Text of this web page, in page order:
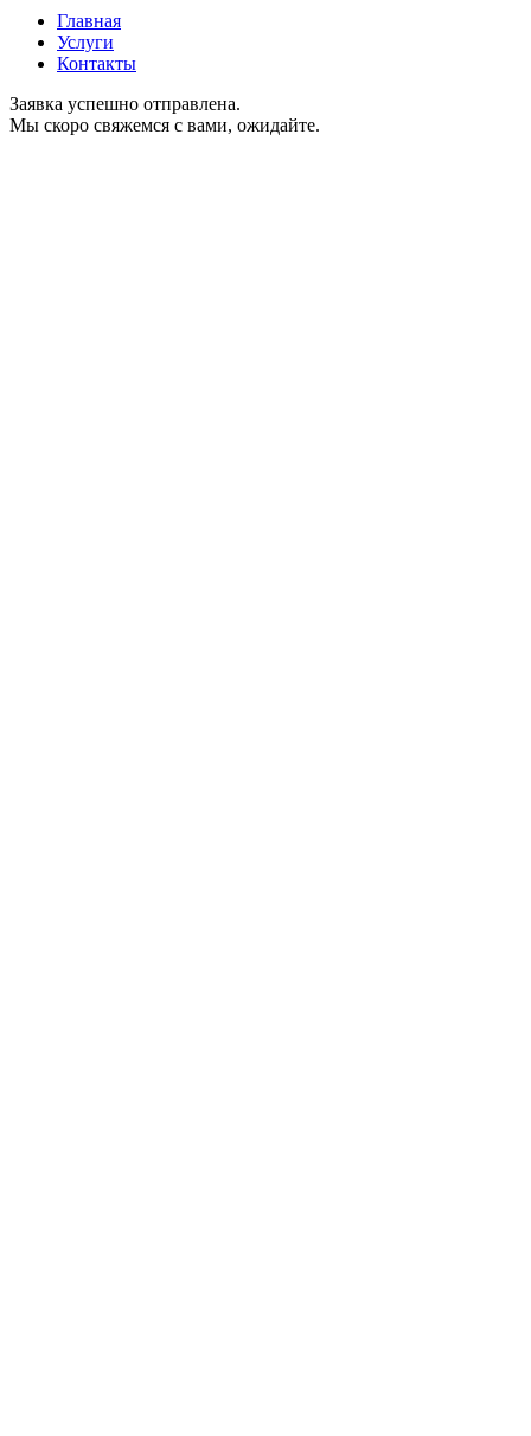
Главная
Услуги
Контакты
Заявка успешно отправлена.
Мы скоро свяжемся с вами, ожидайте.